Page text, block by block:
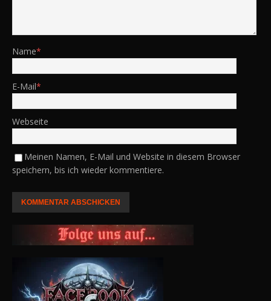
Name*
E-Mail*
Webseite
Meinen Namen, E-Mail und Website in diesem Browser
speichern, bis ich wieder kommentiere.